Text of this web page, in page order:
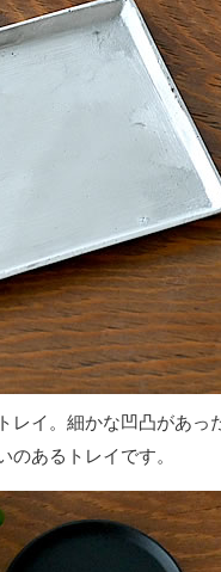
レイ。細かな凹凸があっ
のあるトレイです。